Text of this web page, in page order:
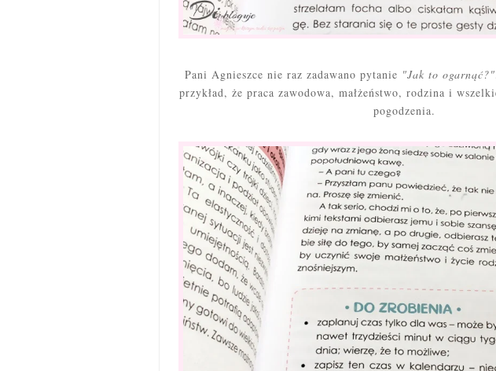
Pani Agnieszce nie raz zadawano pytanie "Jak to ogarnąć?"
przykład, że praca zawodowa, małżeństwo, rodzina i
pogodzenia.